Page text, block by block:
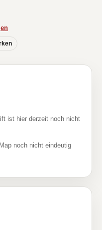
ist hier derzeit noch nicht
noch nicht eindeutig